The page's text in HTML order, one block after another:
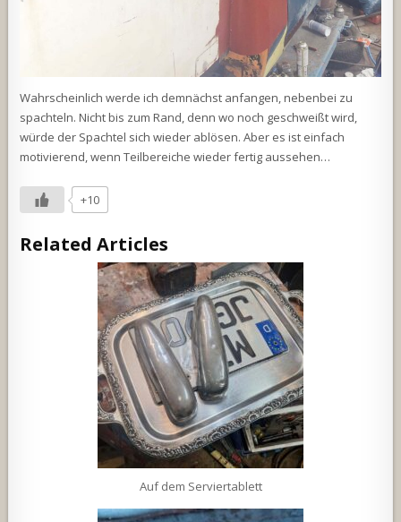
Wahrscheinlich werde ich demnächst anfangen, nebenbei zu
spachteln. Nicht bis zum Rand, denn wo noch geschweißt wird,
würde der Spachtel sich wieder ablösen. Aber es ist einfach
motivierend, wenn Teilbereiche wieder fertig aussehen…
+10
Related Articles
Auf dem Serviertablett